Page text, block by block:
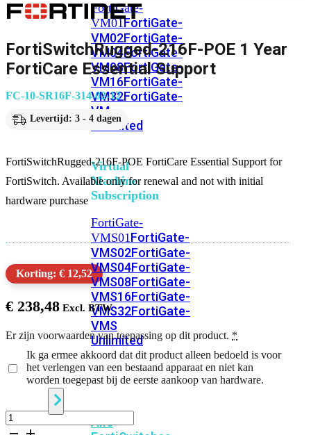
FortiGate-
VM01FortiGate-
VM02FortiGate-
VM04FortiGate-
VM08FortiGate-
VM16FortiGate-
VM32FortiGate-
VM
Unlimited
Virtual
Machine
Subscription
FortiGate-
VMS01FortiGate-
VMS02FortiGate-
VMS04FortiGate-
VMS08FortiGate-
VMS16FortiGate-
VMS32FortiGate-
VMS
Unlimited
Switch
Alle
FortiSwitchRugged-216F-POE 1 Year
FortiCare Essential Support
FC-10-SR16F-314-02-12
Levertijd: 3 - 4 dagen
FortiSwitchRugged-216F-POE FortiCare Essential Support for
FortiSwitch. Available only for renewal and not with initial
hardware purchase
Korting: € 12,52
€ 238,48
Er zijn voorwaarden van toepassing op dit product. *
Ik ga ermee akkoord dat dit product alleen bedoeld is voor
het verlengen van een bestaand apparaat en niet kan
worden toegepast bij de eerste aankoop van hardware.
FortiSwitchRugged-
216F-